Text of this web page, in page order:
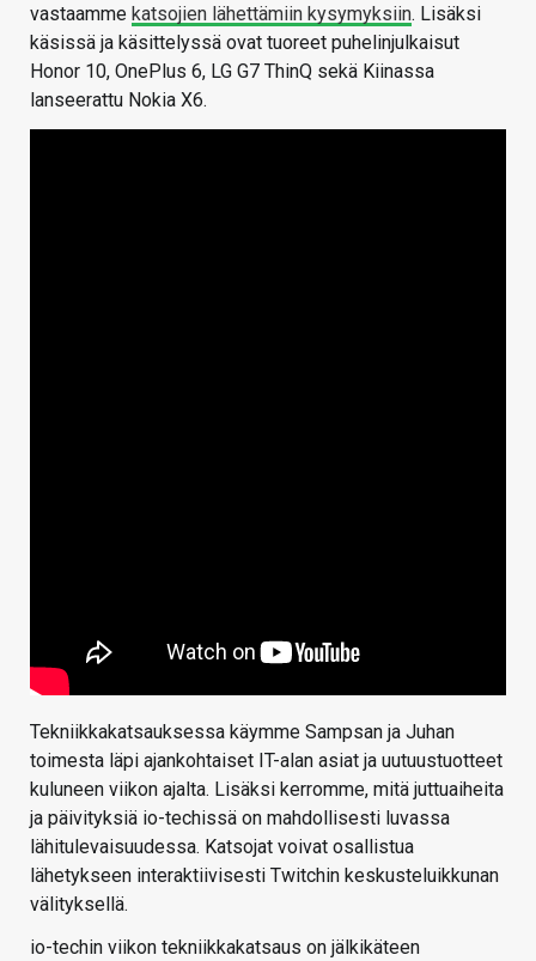
vastaamme katsojien lähettämiin kysymyksiin. Lisäksi
käsissä ja käsittelyssä ovat tuoreet puhelinjulkaisut
Honor 10, OnePlus 6, LG G7 ThinQ sekä Kiinassa
lanseerattu Nokia X6.
Tekniikkakatsauksessa käymme Sampsan ja Juhan
toimesta läpi ajankohtaiset IT-alan asiat ja uutuustuotteet
kuluneen viikon ajalta. Lisäksi kerromme, mitä juttuaiheita
ja päivityksiä io-techissä on mahdollisesti luvassa
lähitulevaisuudessa. Katsojat voivat osallistua
lähetykseen interaktiivisesti Twitchin keskusteluikkunan
välityksellä.
io-techin viikon tekniikkakatsaus on jälkikäteen